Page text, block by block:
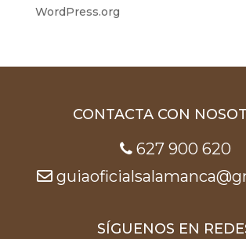
WordPress.org
CONTACTA CON
627 900 620
SÍGUENOS EN